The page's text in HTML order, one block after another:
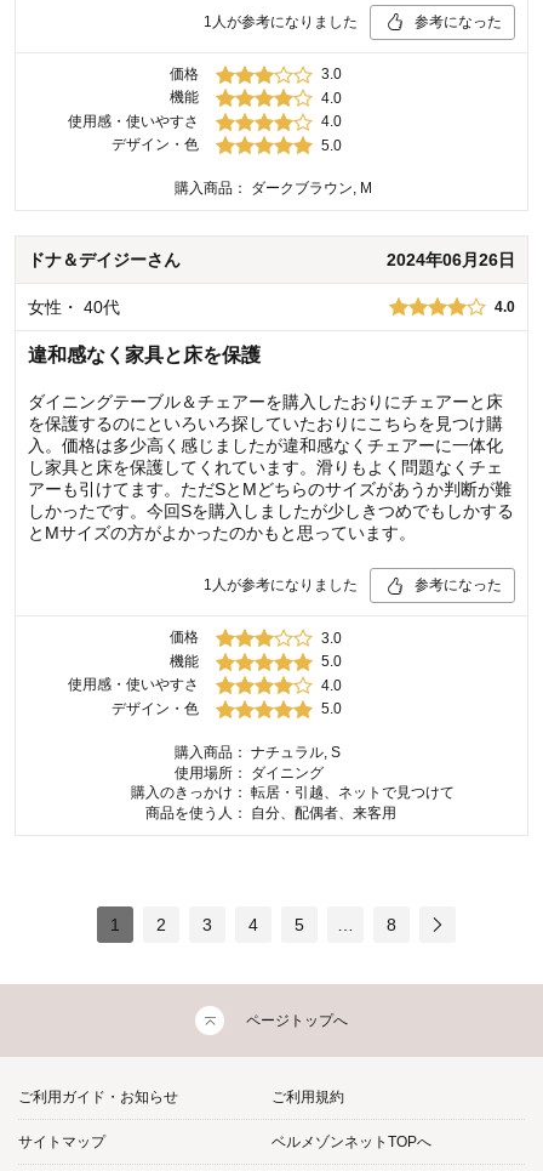
1 人が参考になりました 参考になった
価格
3.0
機能
4.0
使用感・使いやすさ
4.0
デザイン・色
5.0
購入商品： ダークブラウン, M
ドナ＆デイジーさん 2024年06月26日
女性 ・ 40代 4.0
違和感なく家具と床を保護
ダイニングテーブル＆チェアーを購入したおりにチェアーと床
を保護するのにといろいろ探していたおりにこちらを見つけ購
入。価格は多少高く感じましたが違和感なくチェアーに一体化
し家具と床を保護してくれています。滑りもよく問題なくチェ
アーも引けてます。ただSとMどちらのサイズがあうか判断が難
しかったです。今回Sを購入しましたが少しきつめでもしかする
とMサイズの方がよかったのかもと思っています。
1 人が参考になりました 参考になった
価格
3.0
機能
5.0
使用感・使いやすさ
4.0
デザイン・色
5.0
購入商品： ナチュラル, S
使用場所：
ダイニング
購入のきっかけ： 転居・引越、ネットで見つけて
商品を使う人：
自分、配偶者、来客用
1 2 3 4 5 … 8
ページトップへ
ご利用ガイド・お知らせ ご利用規約
サイトマップ ベルメゾンネットTOPへ